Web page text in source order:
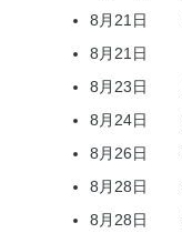
8月21日
8月21日
8月23日
8月24日
8月26日
8月28日
8月28日